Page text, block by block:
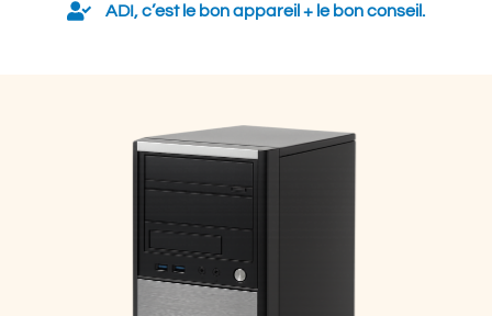
ADI, c’est le bon appareil + le bon conseil.